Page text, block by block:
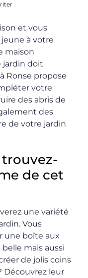
et vous
à votre
maison
jardin doit
Ronse propose
votre
des abris de
des
de votre jardin
trouvez-
de cet
une variété
Vous
une boîte aux
mais aussi
de jolis coins
Découvrez leur